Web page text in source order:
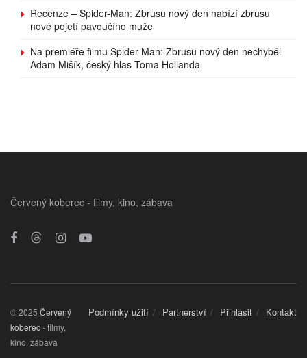
Recenze – Spider-Man: Zbrusu nový den nabízí zbrusu
nové pojetí pavoučího muže
Na premiéře filmu Spider-Man: Zbrusu nový den nechyběl
Adam Mišík, český hlas Toma Hollanda
Červený koberec - filmy, kino, zábava
Podmínky užití Partnerství Přihlásit Kontakt
© 2025 Červený
koberec- filmy,
kino, zábava